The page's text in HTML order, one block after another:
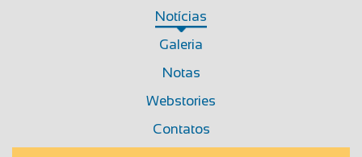
Notícias
Galeria
Notas
Webstories
Contatos